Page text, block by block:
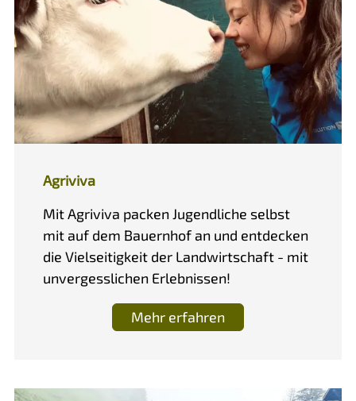
Agriviva
Mit Agriviva packen Jugendliche selbst
mit auf dem Bauernhof an und entdecken
die Vielseitigkeit der Landwirtschaft - mit
unvergesslichen Erlebnissen!
Mehr erfahren